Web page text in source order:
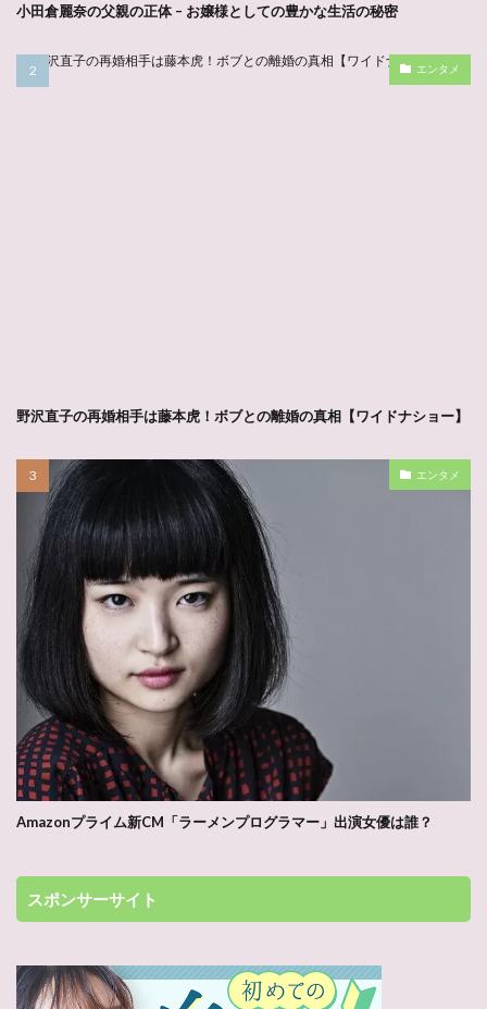
小田倉麗奈の父親の正体 – お嬢様としての豊かな生活の秘密
エンタメ
野沢直子の再婚相手は藤本虎！ボブとの離婚の真相【ワイドナショー】
エンタメ
Amazonプライム新CM「ラーメンプログラマー」出演女優は誰？
スポンサーサイト